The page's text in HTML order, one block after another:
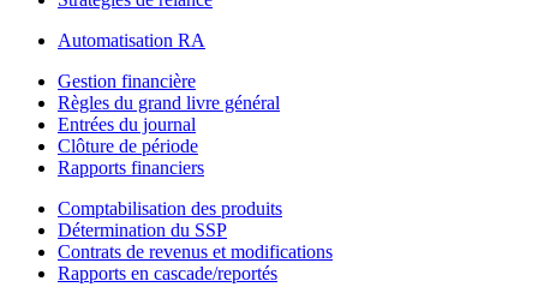
Automatisation RA
Gestion financière
Règles du grand livre général
Entrées du journal
Clôture de période
Rapports financiers
Comptabilisation des produits
Détermination du SSP
Contrats de revenus et modifications
Rapports en cascade/reportés